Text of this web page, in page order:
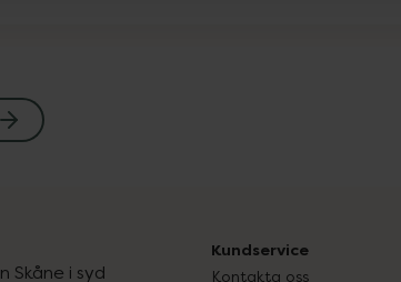
Skåne i syd
Kundservice
Kontakta oss